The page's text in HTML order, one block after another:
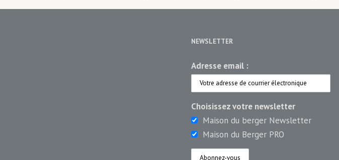
NEWSLETTER
Adresse email :
Choisissez votre newsletter
Maison du berger Newsletter
Maison du Berger PRO